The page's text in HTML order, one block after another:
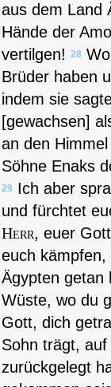
aus dem Land
Hände der
vertilgen! 28
Brüder haben
indem sie
[gewachsen]
an den
Söhne Enaks
29 Ich aber
und fürchtet
Herr, euer
euch
Ägypten getan
Wüste, wo du
Gott, dich
Sohn trägt,
zurückgelegt